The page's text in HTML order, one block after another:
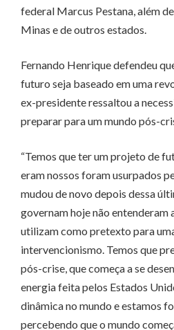
federal Marcus Pestana, além
Minas e de outros estados.
Fernando Henrique defendeu
futuro seja baseado em uma
ex-presidente ressaltou a
preparar para um mundo pós-
“Temos que ter um projeto de
eram nossos foram usurpados
mudou de novo depois dessa
governam hoje não entenderam
utilizam como pretexto para
intervencionismo. Temos que
pós-crise, que começa a se
energia feita pelos Estados
dinâmica no mundo e estamos
percebendo que o mundo